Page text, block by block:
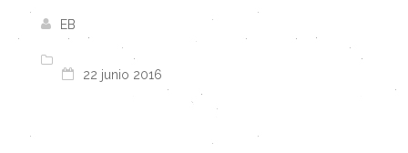
EB
22 junio 2016